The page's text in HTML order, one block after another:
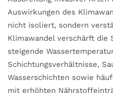
Auswirkungen des
nicht isoliert, sondern
Klimawandel verschärft die
steigende
Schichtungsverhältnisse,
Wasserschichten sowie
mit erhöhten